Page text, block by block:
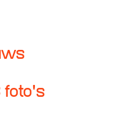
foto's